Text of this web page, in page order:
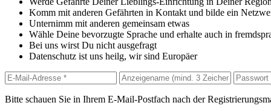
Komm mit anderen Gefährten in Kontakt und bilde ein
Unternimm mit anderen gemeinsam etwas
Wähle Deine bevorzugte Sprache und erhalte auch in
Bei uns wirst Du nicht ausgefragt
Datenschutz ist uns heilg, wir sind Europäer
Bitte schauen Sie in Ihrem E-Mail-Postfach nach der